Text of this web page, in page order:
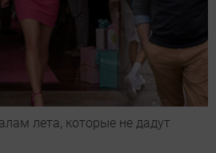
лета, которые не дадут